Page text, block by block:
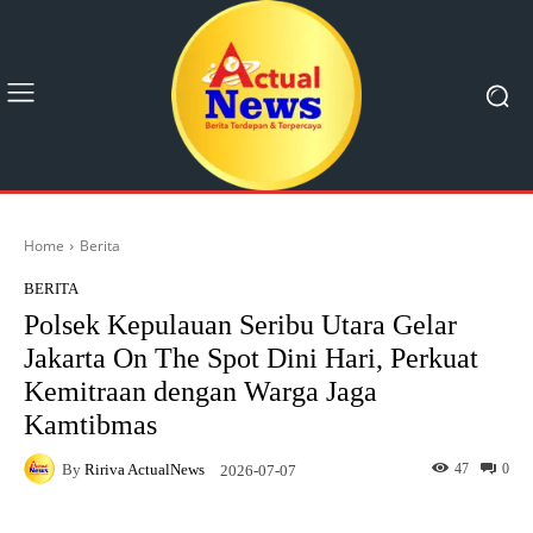
Home Berita
BERITA
Polsek Kepulauan Seribu Utara Gelar
Jakarta On The Spot Dini Hari, Perkuat
Kemitraan dengan Warga Jaga
Kamtibmas
By Ririva ActualNews 2026-07-07 0
47